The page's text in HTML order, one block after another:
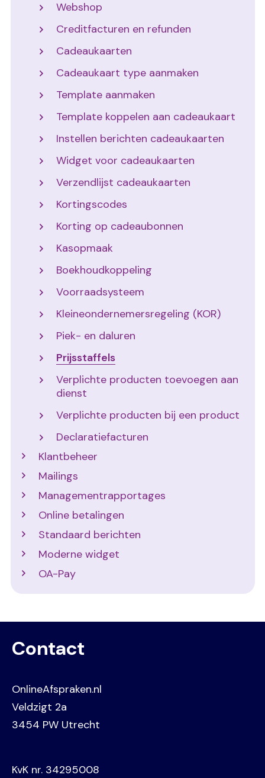
Webshop
Creditfacturen en refunden
Cadeaukaarten
Cadeaukaart type aanmaken
Template aanmaken
Template koppelen aan cadeaukaart
Instellen berichten cadeaukaarten
Widget voor cadeaukaarten
Verzendlijst cadeaukaarten
Kortingscodes
Korting op cadeaubonnen
Kasopmaak
Boekhoudkoppeling
Voorraadsysteem
Kleineondernemersregeling (KOR)
Piek- en daluren
Prijsstaffels
Verplichte producten toevoegen aan
dienst
Verplichte producten bij een product
Declaratiefacturen
Klantbeheer
Mailings
Managementrapportages
Online betalingen
Standaard berichten
Moderne widget
OA-Pay
Contact
OnlineAfspraken.nl
Veldzigt 2a
3454 PW Utrecht
KvK nr. 34295008